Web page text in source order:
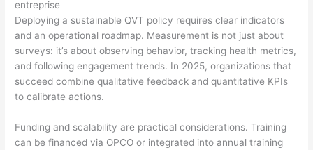
entreprise
Deploying a sustainable QVT policy requires clear indicators
and an operational roadmap. Measurement is not just about
surveys: it’s about observing behavior, tracking health metrics,
and following engagement trends. In 2025, organizations that
succeed combine qualitative feedback and quantitative KPIs
to calibrate actions.
Funding and scalability are practical considerations. Training
can be financed via OPCO or integrated into annual training